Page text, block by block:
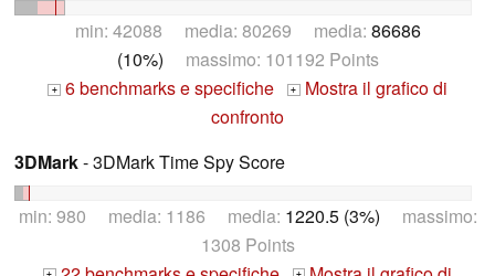
min: 42088 media: 80269 media: 86686
(10%) massimo: 101192 Points
+ 6 benchmarks e specifiche + Mostra il grafico di
confronto
3DMark- 3DMark Time Spy Score
min: 980 media: 1186 media: 1220.5 (3%) massimo:
1308 Points